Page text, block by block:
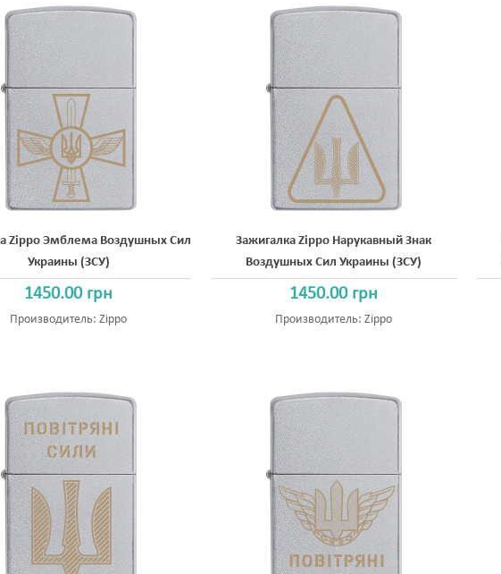
Zippo Эмблема Воздушных Сил
Украины (ЗСУ)
1450.00 грн
Производитель:Zippo
Зажигалка Zippo Нарукавный Знак
Воздушных Сил Украины (ЗСУ)
1450.00 грн
Производитель:Zippo